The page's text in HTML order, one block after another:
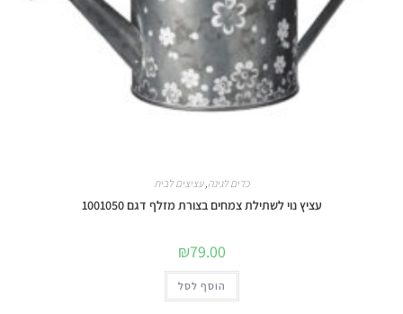
כדים לגינה,עציצים לבית
עציץ נוי לשתילת צמחים בצורת מזלף דגם 1001050
₪79.00
הוסף לסל